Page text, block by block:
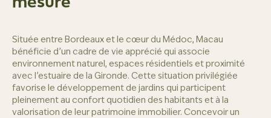
Située entre Bordeaux et le cœur du Médoc, Macau
bénéficie d’un cadre de vie apprécié qui associe
environnement naturel, espaces résidentiels et proximité
avec l’estuaire de la Gironde. Cette situation privilégiée
favorise le développement de jardins qui participent
pleinement au confort quotidien des habitants et à la
valorisation de leur patrimoine immobilier. Concevoir un